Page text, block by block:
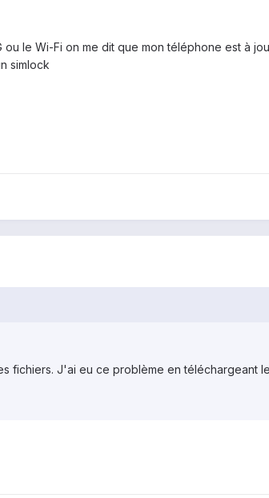
le Wi-Fi on me dit que mon téléphone est à
simlock
fichiers. J'ai eu ce problème en téléchargeant